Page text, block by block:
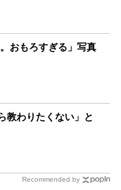
おもろすぎる」写真
教わりたくない」と
Recommended by